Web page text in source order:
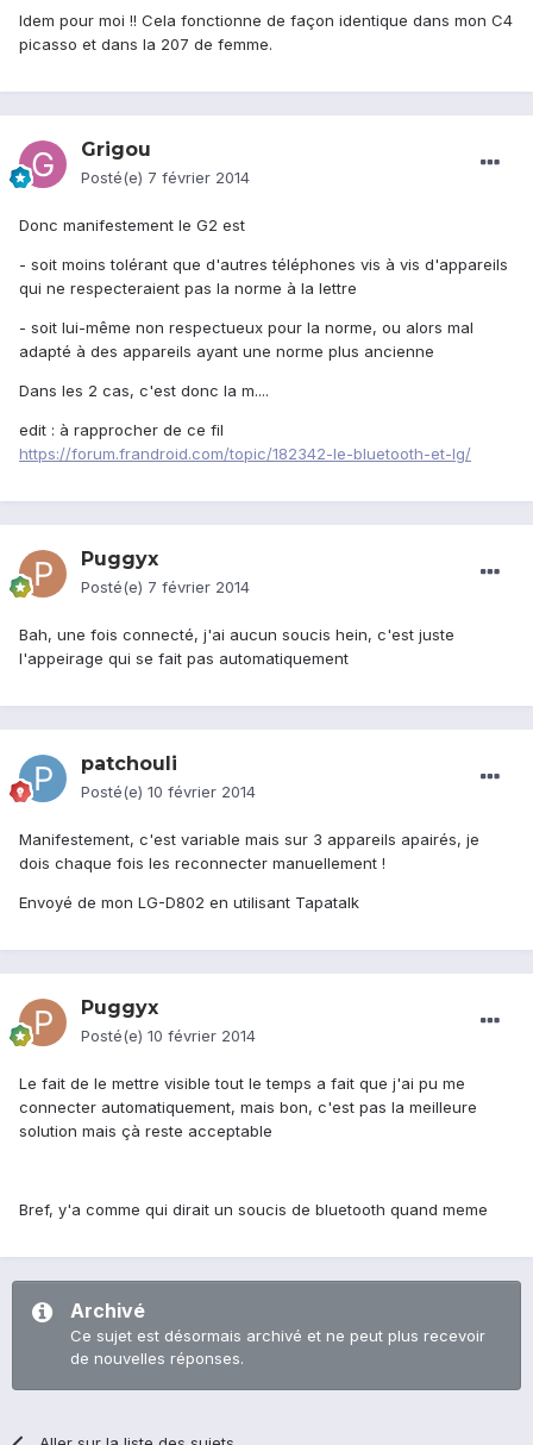
Idem pour moi !! Cela fonctionne de façon identique dans mon C4
picasso et dans la 207 de femme.
Grigou
Posté(e) 7 février 2014
Donc manifestement le G2 est
- soit moins tolérant que d'autres téléphones vis à vis d'appareils
qui ne respecteraient pas la norme à la lettre
- soit lui-même non respectueux pour la norme, ou alors mal
adapté à des appareils ayant une norme plus ancienne
Dans les 2 cas, c'est donc la m....
edit : à rapprocher de ce fil
https://forum.frandroid.com/topic/182342-le-bluetooth-et-lg/
Puggyx
Posté(e) 7 février 2014
Bah, une fois connecté, j'ai aucun soucis hein, c'est juste
l'appeirage qui se fait pas automatiquement
patchouli
Posté(e) 10 février 2014
Manifestement, c'est variable mais sur 3 appareils apairés, je
dois chaque fois les reconnecter manuellement !
Envoyé de mon LG-D802 en utilisant Tapatalk
Puggyx
Posté(e) 10 février 2014
Le fait de le mettre visible tout le temps a fait que j'ai pu me
connecter automatiquement, mais bon, c'est pas la meilleure
solution mais çà reste acceptable
Bref, y'a comme qui dirait un soucis de bluetooth quand meme
Archivé
Ce sujet est désormais archivé et ne peut plus recevoir
de nouvelles réponses.